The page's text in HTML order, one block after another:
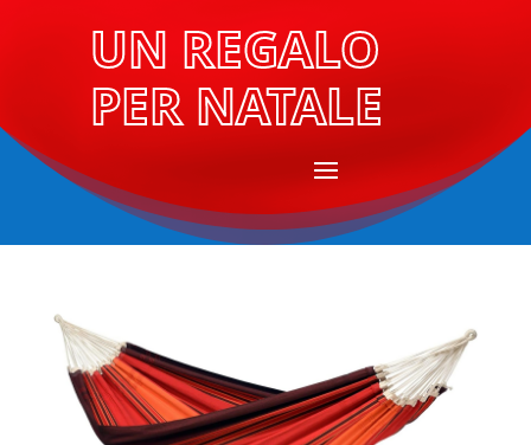
UN REGALO
PER NATALE